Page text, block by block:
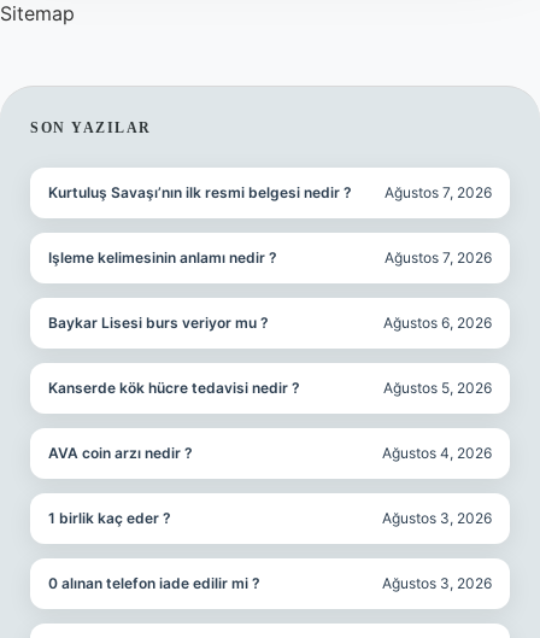
Sitemap
SIDEBAR
SON YAZILAR
Kurtuluş Savaşı’nın ilk resmi belgesi nedir ? Ağustos 7, 2026
Işleme kelimesinin anlamı nedir ? Ağustos 7, 2026
Baykar Lisesi burs veriyor mu ? Ağustos 6, 2026
Kanserde kök hücre tedavisi nedir ? Ağustos 5, 2026
AVA coin arzı nedir ? Ağustos 4, 2026
1 birlik kaç eder ? Ağustos 3, 2026
0 alınan telefon iade edilir mi ? Ağustos 3, 2026